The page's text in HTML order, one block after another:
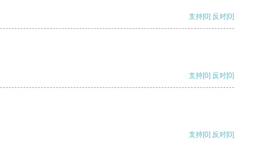
支持[0] 反对[0]
支持[0] 反对[0]
支持[0] 反对[0]